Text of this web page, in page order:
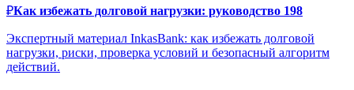
₽Как избежать долговой нагрузки: руководство 198
Экспертный материал InkasBank: как избежать долговой
нагрузки, риски, проверка условий и безопасный алгоритм
действий.